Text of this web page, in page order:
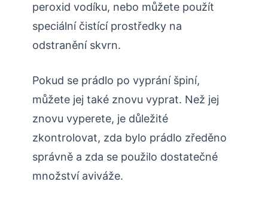
peroxid vodíku, nebo můžete použít
speciální čistící prostředky na
odstranění skvrn.
Pokud se prádlo po vyprání špiní,
můžete jej také znovu vyprat. Než jej
znovu vyperete, je důležité
zkontrolovat, zda bylo prádlo zředěno
správně a zda se použilo dostatečné
množství aviváže.